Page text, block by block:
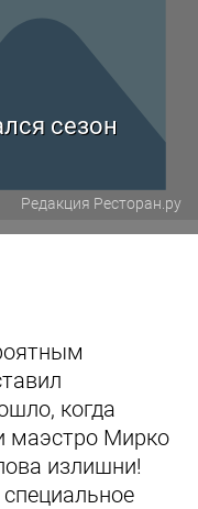
сезон
Редакция Ресторан.ру
когда
маэстро Мирко
излишни!